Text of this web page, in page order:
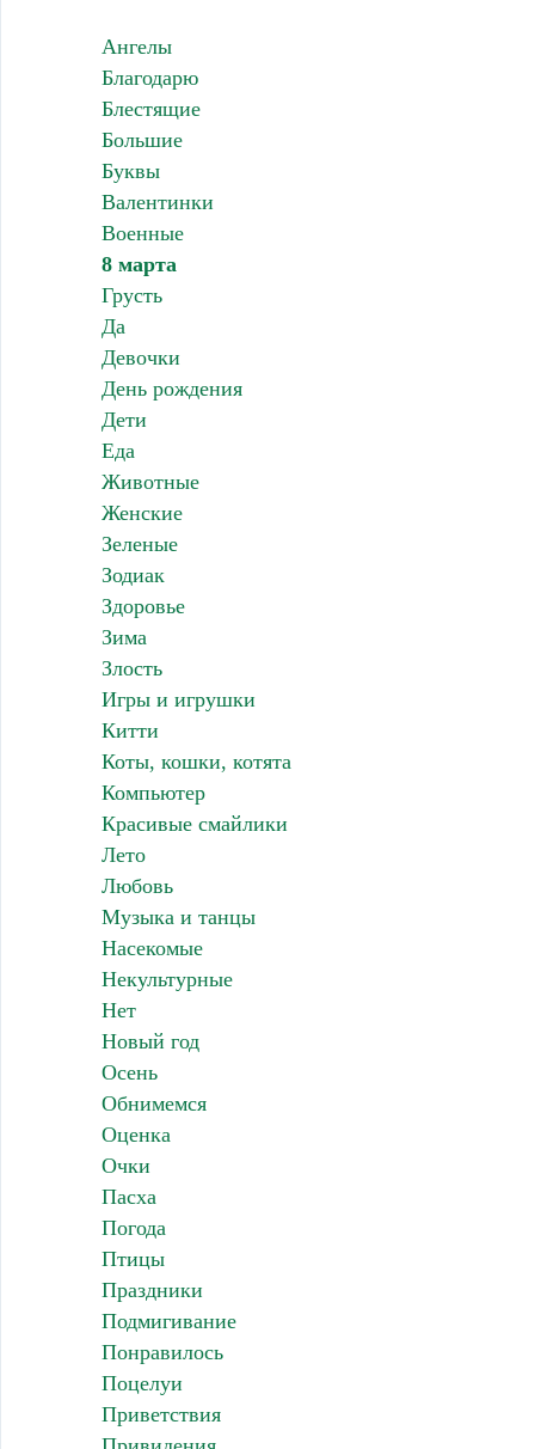
Ангелы
Благодарю
Блестящие
Большие
Буквы
Валентинки
Военные
8 марта
Грусть
Да
Девочки
День рождения
Дети
Еда
Животные
Женские
Зеленые
Зодиак
Здоровье
Зима
Злость
Игры и игрушки
Китти
Коты, кошки, котята
Компьютер
Красивые смайлики
Лето
Любовь
Музыка и танцы
Насекомые
Некультурные
Нет
Новый год
Осень
Обнимемся
Оценка
Очки
Пасха
Погода
Птицы
Праздники
Подмигивание
Понравилось
Поцелуи
Приветствия